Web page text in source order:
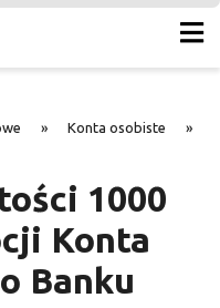
» Konta osobiste »
1000
Konta
Banku